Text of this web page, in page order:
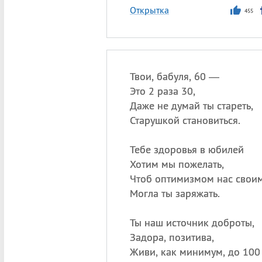
Открытка 455
Твои, бабуля, 60 —
Это 2 раза 30,
Даже не думай ты стареть,
Старушкой становиться.
Тебе здоровья в юбилей
Хотим мы пожелать,
Чтоб оптимизмом нас
Могла ты заряжать.
Ты наш источник доброты,
Задора, позитива,
Живи, как минимум, до 100